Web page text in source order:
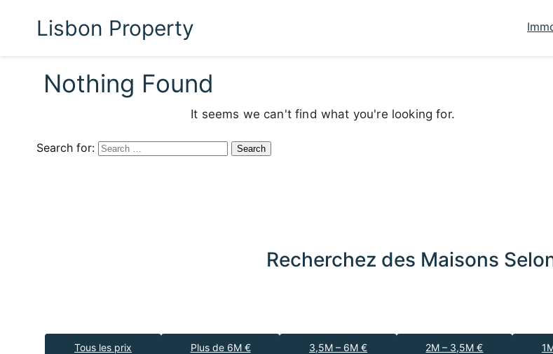
Lisbon Property
Nothing Found
It seems we can't find what you're looking for.
Search for:
Recherchez des Maisons
Tous les prix Plus de 6M € 3,5M – 6M € 2M – 3,5M €